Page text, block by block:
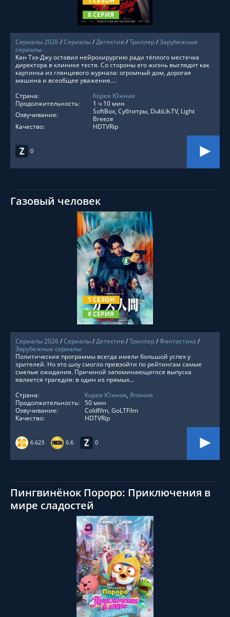
8 СЕРИЯ
Сериалы 2026/Сериалы/Детектив/Триллер/Зарубежные
сериалы
0
Кан Тхэ-Джу оставил нейрохирургию ради тёплого местечка
директора в клинике тестя. Со стороны его жизнь выглядит как
картинка из глянцевого журнала: огромный дом, дорогая
машина и всеобщее уважение....
Страна:
Корея Южная
Продолжительность:
1 ч 10 мин
Озвучивание:
SoftBox, Субтитры, DubLik.TV, Light
Breeze
Качество:
HDTVRip
Газовый человек
1 СЕЗОН
8 СЕРИЯ
СМОТРЕТЬ ОНЛАЙН
Сериалы 2026/Сериалы/Детектив/Триллер/Фантастика /
Зарубежные сериалы
6.623 6.6 0
Политические программы всегда имели большой успех у
зрителей. Но это шоу смогло превзойти по рейтингам самые
смелые ожидания. Причиной запоминающегося выпуска
является трагедия: в один из прямых...
Страна:
Корея Южная, Япония
Продолжительность: 50 мин
Озвучивание:
Coldfilm, GoLTFilm
Качество:
HDTVRip
Пингвинёнок Пороро: Приключения в
мире сладостей
СМОТРЕТЬ ОНЛАЙН